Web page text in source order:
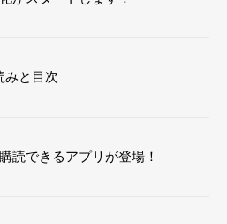
みと目次
読できるアプリが登場！